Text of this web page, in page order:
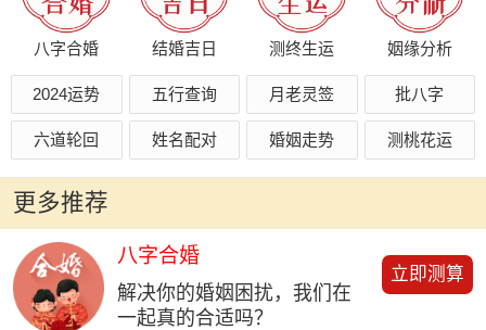
八字合婚 结婚吉日 测终生运 姻缘分析
2024运势 五行查询 月老灵签 批八字
六道轮回 姓名配对 婚姻走势 测桃花运
更多推荐
八字合婚
解决你的婚姻困扰，我们在
一起真的合适吗？
立即测算